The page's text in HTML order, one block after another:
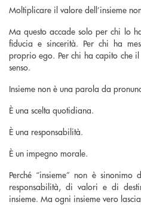
Moltiplicare il valore dell’insieme
Ma questo accade solo per chi lo
fiducia e sincerità. Per chi ha
proprio ego. Per chi ha capito che
senso.
Insieme non è una parola da
È una scelta quotidiana.
È una responsabilità.
È un impegno morale.
Perché “insieme” non è
responsabilità, di valori e di
insieme. Ma ogni insieme vero